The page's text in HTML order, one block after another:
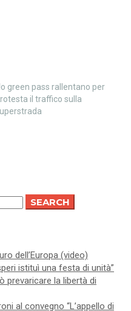
green pass rallentano per
il traffico sulla
SEARCH
dell’Europa (video)
istituì una festa di unità”
prevaricare la libertà di
al convegno “L’appello di